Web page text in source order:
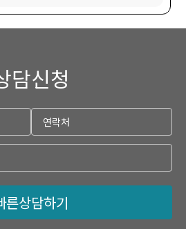
담신청
른상담하기